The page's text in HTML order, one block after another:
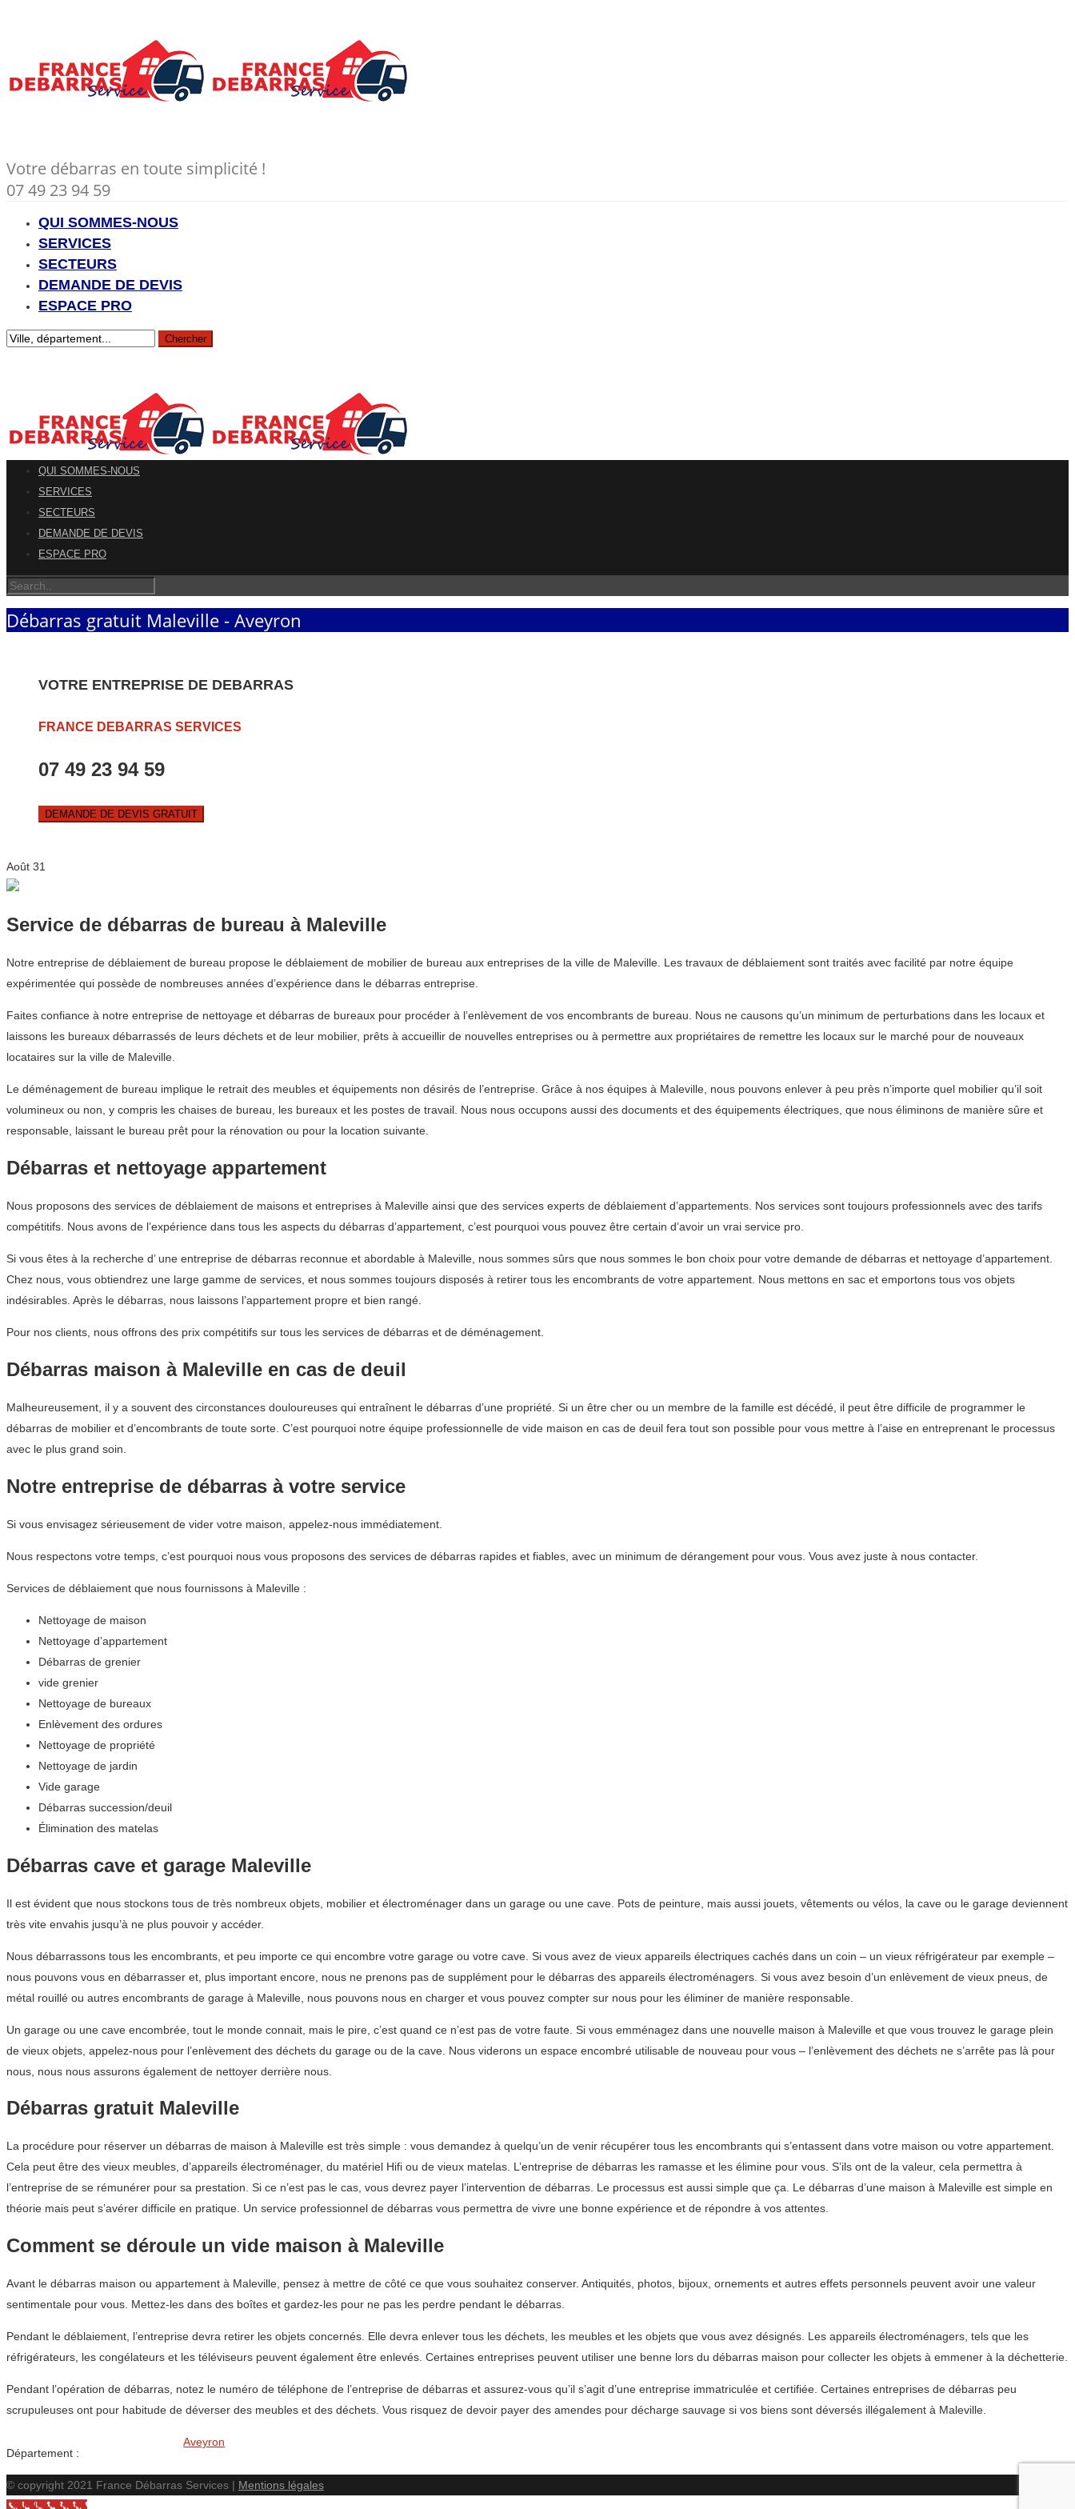
Votre débarras en toute simplicité !
07 49 23 94 59
QUI SOMMES-NOUS
SERVICES
SECTEURS
DEMANDE DE DEVIS
ESPACE PRO
QUI SOMMES-NOUS
SERVICES
SECTEURS
DEMANDE DE DEVIS
ESPACE PRO
Débarras gratuit Maleville - Aveyron
VOTRE ENTREPRISE DE DEBARRAS
FRANCE DEBARRAS SERVICES
07 49 23 94 59
DEMANDE DE DEVIS GRATUIT
Août 31
Service de débarras de bureau à Maleville
Notre entreprise de déblaiement de bureau propose le déblaiement de mobilier de bureau aux entreprises de la ville de Maleville. Les travaux de déblaiement sont traités avec facilité par notre équipe
expérimentée qui possède de nombreuses années d’expérience dans le débarras entreprise.
Faites confiance à notre entreprise de nettoyage et débarras de bureaux pour procéder à l’enlèvement de vos encombrants de bureau. Nous ne causons qu’un minimum de perturbations dans les locaux et
laissons les bureaux débarrassés de leurs déchets et de leur mobilier, prêts à accueillir de nouvelles entreprises ou à permettre aux propriétaires de remettre les locaux sur le marché pour de nouveaux
locataires sur la ville de Maleville.
Le déménagement de bureau implique le retrait des meubles et équipements non désirés de l’entreprise. Grâce à nos équipes à Maleville, nous pouvons enlever à peu près n’importe quel mobilier qu’il soit
volumineux ou non, y compris les chaises de bureau, les bureaux et les postes de travail. Nous nous occupons aussi des documents et des équipements électriques, que nous éliminons de manière sûre et
responsable, laissant le bureau prêt pour la rénovation ou pour la location suivante.
Débarras et nettoyage appartement
Nous proposons des services de déblaiement de maisons et entreprises à Maleville ainsi que des services experts de déblaiement d’appartements. Nos services sont toujours professionnels avec des tarifs
compétitifs. Nous avons de l’expérience dans tous les aspects du débarras d’appartement, c’est pourquoi vous pouvez être certain d’avoir un vrai service pro.
Si vous êtes à la recherche d’ une entreprise de débarras reconnue et abordable à Maleville, nous sommes sûrs que nous sommes le bon choix pour votre demande de débarras et nettoyage d’appartement.
Chez nous, vous obtiendrez une large gamme de services, et nous sommes toujours disposés à retirer tous les encombrants de votre appartement. Nous mettons en sac et emportons tous vos objets
indésirables. Après le débarras, nous laissons l’appartement propre et bien rangé.
Pour nos clients, nous offrons des prix compétitifs sur tous les services de débarras et de déménagement.
Débarras maison à Maleville en cas de deuil
Malheureusement, il y a souvent des circonstances douloureuses qui entraînent le débarras d’une propriété. Si un être cher ou un membre de la famille est décédé, il peut être difficile de programmer le
débarras de mobilier et d’encombrants de toute sorte. C’est pourquoi notre équipe professionnelle de vide maison en cas de deuil fera tout son possible pour vous mettre à l’aise en entreprenant le processus
avec le plus grand soin.
Notre entreprise de débarras à votre service
Si vous envisagez sérieusement de vider votre maison, appelez-nous immédiatement.
Nous respectons votre temps, c’est pourquoi nous vous proposons des services de débarras rapides et fiables, avec un minimum de dérangement pour vous. Vous avez juste à nous contacter.
Services de déblaiement que nous fournissons à Maleville :
Nettoyage de maison
Nettoyage d’appartement
Débarras de grenier
vide grenier
Nettoyage de bureaux
Enlèvement des ordures
Nettoyage de propriété
Nettoyage de jardin
Vide garage
Débarras succession/deuil
Élimination des matelas
Débarras cave et garage Maleville
Il est évident que nous stockons tous de très nombreux objets, mobilier et électroménager dans un garage ou une cave. Pots de peinture, mais aussi jouets, vêtements ou vélos, la cave ou le garage deviennent
très vite envahis jusqu’à ne plus pouvoir y accéder.
Nous débarrassons tous les encombrants, et peu importe ce qui encombre votre garage ou votre cave. Si vous avez de vieux appareils électriques cachés dans un coin – un vieux réfrigérateur par exemple –
nous pouvons vous en débarrasser et, plus important encore, nous ne prenons pas de supplément pour le débarras des appareils électroménagers. Si vous avez besoin d’un enlèvement de vieux pneus, de
métal rouillé ou autres encombrants de garage à Maleville, nous pouvons nous en charger et vous pouvez compter sur nous pour les éliminer de manière responsable.
Un garage ou une cave encombrée, tout le monde connait, mais le pire, c’est quand ce n’est pas de votre faute. Si vous emménagez dans une nouvelle maison à Maleville et que vous trouvez le garage plein
de vieux objets, appelez-nous pour l’enlèvement des déchets du garage ou de la cave. Nous viderons un espace encombré utilisable de nouveau pour vous – l’enlèvement des déchets ne s’arrête pas là pour
nous, nous nous assurons également de nettoyer derrière nous.
Débarras gratuit Maleville
La procédure pour réserver un débarras de maison à Maleville est très simple : vous demandez à quelqu’un de venir récupérer tous les encombrants qui s’entassent dans votre maison ou votre appartement.
Cela peut être des vieux meubles, d’appareils électroménager, du matériel Hifi ou de vieux matelas. L’entreprise de débarras les ramasse et les élimine pour vous. S’ils ont de la valeur, cela permettra à
l’entreprise de se rémunérer pour sa prestation. Si ce n’est pas le cas, vous devrez payer l’intervention de débarras. Le processus est aussi simple que ça. Le débarras d’une maison à Maleville est simple en
théorie mais peut s’avérer difficile en pratique. Un service professionnel de débarras vous permettra de vivre une bonne expérience et de répondre à vos attentes.
Comment se déroule un vide maison à Maleville
Avant le débarras maison ou appartement à Maleville, pensez à mettre de côté ce que vous souhaitez conserver. Antiquités, photos, bijoux, ornements et autres effets personnels peuvent avoir une valeur
sentimentale pour vous. Mettez-les dans des boîtes et gardez-les pour ne pas les perdre pendant le débarras.
Pendant le déblaiement, l’entreprise devra retirer les objets concernés. Elle devra enlever tous les déchets, les meubles et les objets que vous avez désignés. Les appareils électroménagers, tels que les
réfrigérateurs, les congélateurs et les téléviseurs peuvent également être enlevés. Certaines entreprises peuvent utiliser une benne lors du débarras maison pour collecter les objets à emmener à la déchetterie.
Pendant l’opération de débarras, notez le numéro de téléphone de l’entreprise de débarras et assurez-vous qu’il s’agit d’une entreprise immatriculée et certifiée. Certaines entreprises de débarras peu
scrupuleuses ont pour habitude de déverser des meubles et des déchets. Vous risquez de devoir payer des amendes pour décharge sauvage si vos biens sont déversés illégalement à Maleville.
Département :
Aveyron
© copyright 2021 France Débarras Services | Mentions légales
Call Now Button